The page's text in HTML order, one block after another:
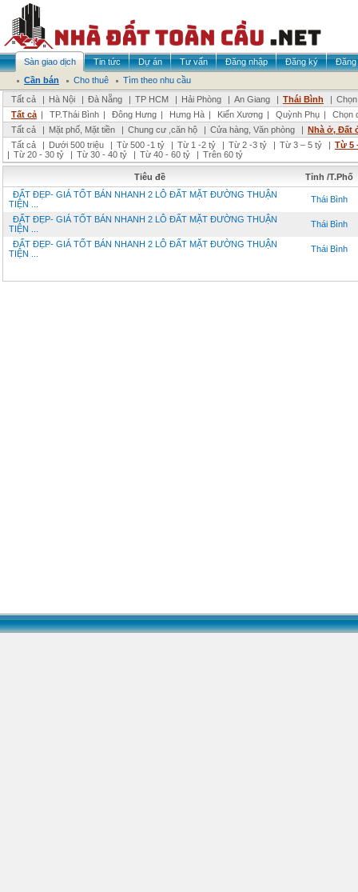
Sàn giao dịch Tin tức Dự án Tư vấn Đăng nhập Đăng ký
Đăng
Cần bán
Cho thuê
Tìm theo nhu cầu
Tất cả
| Hà Nội | Đà Nẵng | TP HCM | Hải Phòng | An Giang | Thái Bình |
Tất cả | TP.Thái Bình | Đông Hưng | Hưng Hà | Kiến Xương | Quỳnh Phụ |
Chọn
Tất cả
| Mặt phố, Mặt tiền | Chung cư ,căn hộ | Cửa hàng, Văn phòng | Nhà ở, Đất
Tất cả
| Dưới 500 triệu | Từ 500 -1 tỷ | Từ 1 -2 tỷ | Từ 2 -3 tỷ | Từ 3 – 5 tỷ | Từ 5
| Từ 20 - 30 tỷ | Từ 30 - 40 tỷ | Từ 40 - 60 tỷ | Trên 60 tỷ
Tiêu đề
Tỉnh /T.Phố
ĐẤT ĐẸP- GIÁ TỐT BÁN NHANH 2 LÔ ĐẤT MẶT ĐƯỜNG THUẬN
TIỆN ...
Thái Bình
ĐẤT ĐẸP- GIÁ TỐT BÁN NHANH 2 LÔ ĐẤT MẶT ĐƯỜNG THUẬN
TIỆN ...
Thái Bình
ĐẤT ĐẸP- GIÁ TỐT BÁN NHANH 2 LÔ ĐẤT MẶT ĐƯỜNG THUẬN
TIỆN ...
Thái Bình